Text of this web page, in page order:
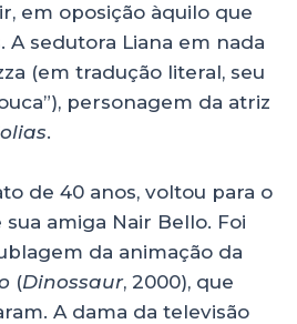
em oposição àquilo que
A sedutora Liana em nada
(em tradução literal, seu
personagem da atriz
.
de 40 anos, voltou para o
amiga Nair Bello. Foi
da animação da
(Dinossaur, 2000), que
A dama da televisão